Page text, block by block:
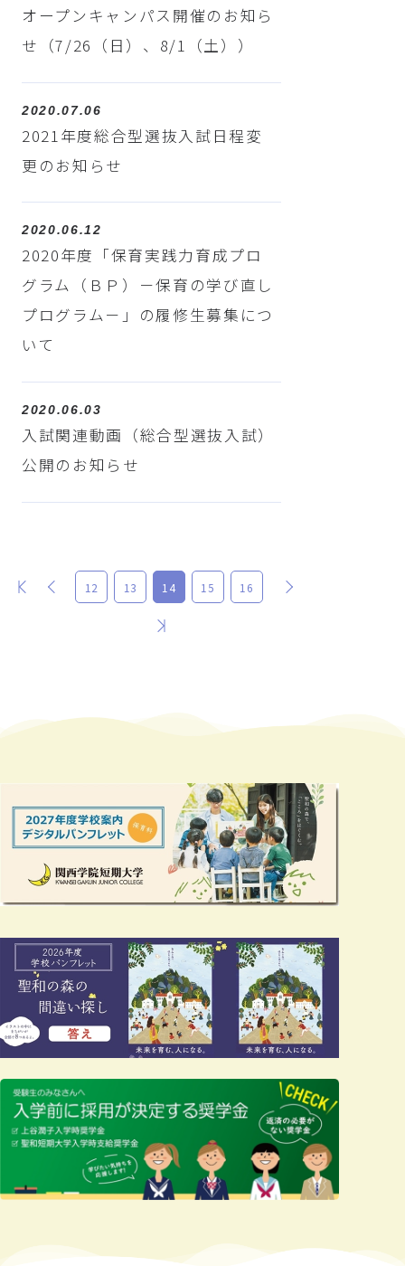
オープンキャンパス開催のお知ら
せ（7/26（日）、8/1（土））
2020.07.06
2021年度総合型選抜入試日程変
更のお知らせ
2020.06.12
2020年度「保育実践力育成プロ
グラム（ＢＰ）－保育の学び直し
プログラム－」の履修生募集につ
いて
2020.06.03
入試関連動画（総合型選抜入試）
公開のお知らせ
最初 前 12 13 14 15 16
最後